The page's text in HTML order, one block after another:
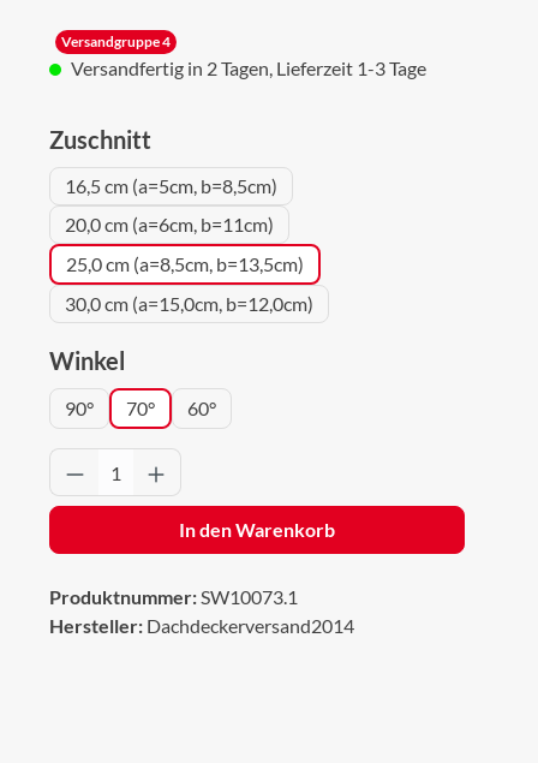
Versandgruppe 4
Versandfertig in 2 Tagen, Lieferzeit 1-3 Tage
Zuschnitt
16,5 cm (a=5cm, b=8,5cm)
20,0 cm (a=6cm, b=11cm)
25,0 cm (a=8,5cm, b=13,5cm)
30,0 cm (a=15,0cm, b=12,0cm)
Winkel
90° 70° 60°
Produkt Anzahl: Gib den gewünschten
In den Warenkorb
Produktnummer:SW10073.1
Hersteller: Dachdeckerversand2014